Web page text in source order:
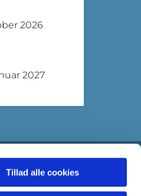
Tillad alle cookies
2026
2027